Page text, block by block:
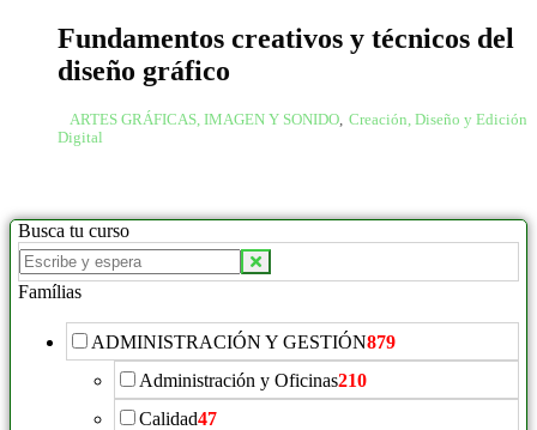
Fundamentos creativos y técnicos del
diseño gráfico
ARTES GRÁFICAS, IMAGEN Y SONIDO Creación, Diseño y Edición
Digital
Busca tu curso
Famílias
ADMINISTRACIÓN Y GESTIÓN879
Administración y Oficinas210
Calidad47